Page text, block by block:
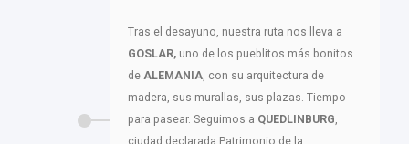
Tras el desayuno, nuestra ruta nos lleva a
GOSLAR, uno de los pueblitos más bonitos
de ALEMANIA , con su arquitectura de
madera, sus murallas, sus plazas. Tiempo
para pasear. Seguimos a QUEDLINBURG
ciudad declarada Patrimonio de la